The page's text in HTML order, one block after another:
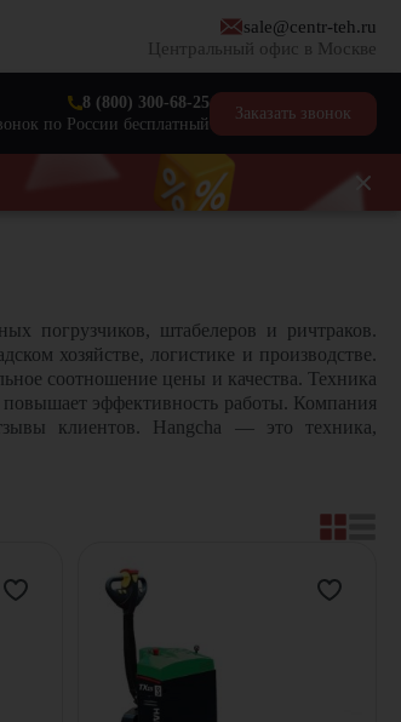
sale@centr-teh.ru
Центральный офис в Москве
8 (800) 300-68-25
по России бесплатный
Заказать звонок
погрузчиков, штабелеров и ричтраков.
хозяйстве, логистике и производстве.
соотношение цены и качества. Техника
эффективность работы. Компания
клиентов. Hangcha —это техника,